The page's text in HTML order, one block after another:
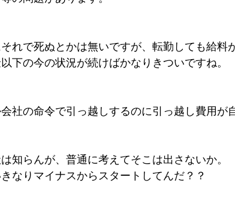
れで死ぬとかは無いですが、転勤しても給料
下の今の状況が続けばかなりきついですね。
社の命令で引っ越しするのに引っ越し費用が
知らんが、普通に考えてそこは出さないか。
なりマイナスからスタートしてんだ？？